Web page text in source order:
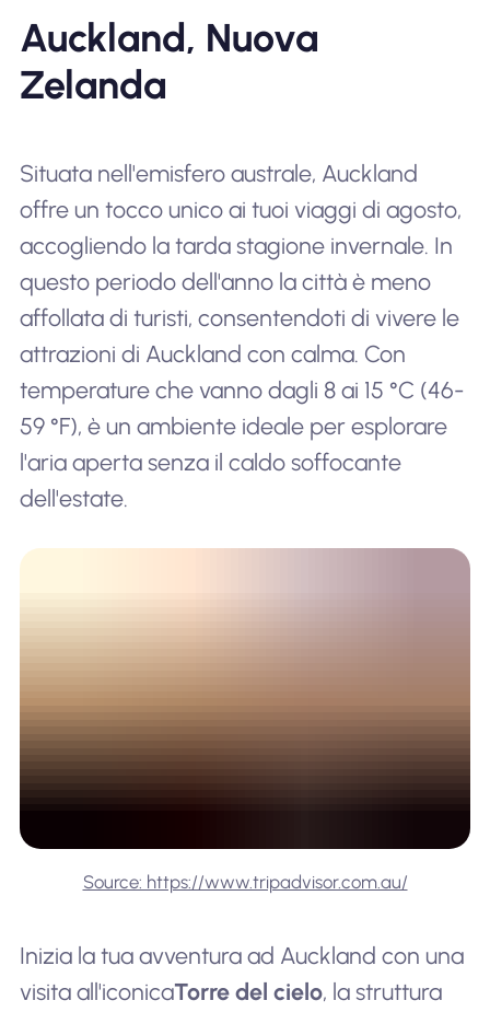
Auckland, Nuova
Zelanda
Situata nell'emisfero australe, Auckland
offre un tocco unico ai tuoi viaggi di agosto,
accogliendo la tarda stagione invernale. In
questo periodo dell'anno la città è meno
affollata di turisti, consentendoti di vivere le
attrazioni di Auckland con calma. Con
temperature che vanno dagli 8 ai 15 °C (46-
59 °F), è un ambiente ideale per esplorare
l'aria aperta senza il caldo soffocante
dell'estate.
Source: https://www.tripadvisor.com.au/
Inizia la tua avventura ad Auckland con una
visita all'iconicaTorre del cielo, la struttura